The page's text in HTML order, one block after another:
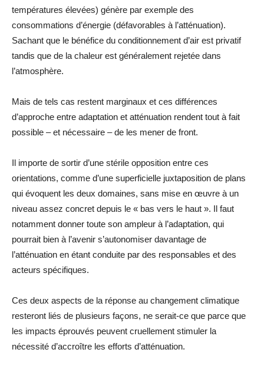
températures élevées) génère par exemple des
consommations d’énergie (défavorables à l’atténuation).
Sachant que le bénéfice du conditionnement d’air est privatif
tandis que de la chaleur est généralement rejetée dans
l’atmosphère.
Mais de tels cas restent marginaux et ces différences
d’approche entre adaptation et atténuation rendent tout à fait
possible – et nécessaire – de les mener de front.
Il importe de sortir d’une stérile opposition entre ces
orientations, comme d’une superficielle juxtaposition de plans
qui évoquent les deux domaines, sans mise en œuvre à un
niveau assez concret depuis le « bas vers le haut ». Il faut
notamment donner toute son ampleur à l’adaptation, qui
pourrait bien à l’avenir s’autonomiser davantage de
l’atténuation en étant conduite par des responsables et des
acteurs spécifiques.
Ces deux aspects de la réponse au changement climatique
resteront liés de plusieurs façons, ne serait-ce que parce que
les impacts éprouvés peuvent cruellement stimuler la
nécessité d’accroître les efforts d’atténuation.